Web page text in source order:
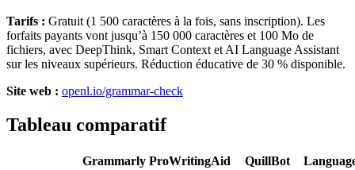
Tarifs : Gratuit (1 500 caractères à la fois, sans inscription). Les
forfaits payants vont jusqu’à 150 000 caractères et 100 Mo de
fichiers, avec DeepThink, Smart Context et AI Language Assistant
sur les niveaux supérieurs. Réduction éducative de 30 % disponible.
Site web : openl.io/grammar-check
Tableau comparatif
Grammarly ProWritingAid QuillBot